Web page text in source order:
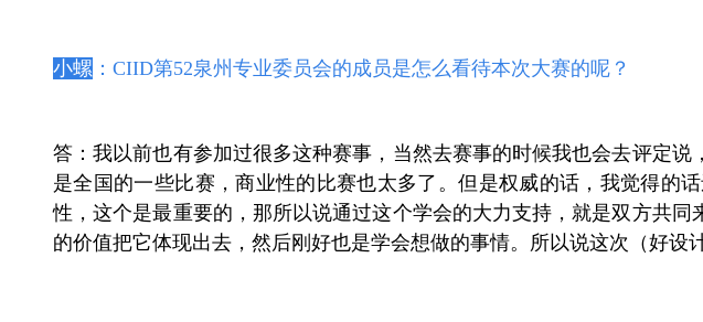
小螺 ：CIID第52泉州专业委员会的成员是怎么看待本次大赛的呢？
答：我以前也有参加过很多这种赛事，当然去赛事的时候我也会去评定
是全国的一些比赛，商业性的比赛也太多了。但是权威的话，我觉得的
性，这个是最重要的，那所以说通过这个学会的大力支持，就是双方共
的价值把它体现出去，然后刚好也是学会想做的事情。所以说这次（好设